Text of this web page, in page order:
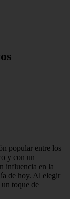
popular entre los
y con un
influencia en la
de hoy. Al elegir
un toque de